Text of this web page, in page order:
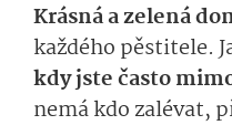
Krásná a zelená
každého pěstitele.
kdy jste často
nemá kdo zalévat,